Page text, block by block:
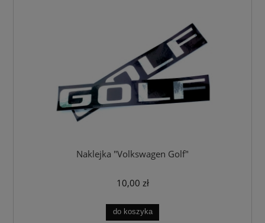
Naklejka "Volkswagen Golf"
10,00 zł
do koszyka